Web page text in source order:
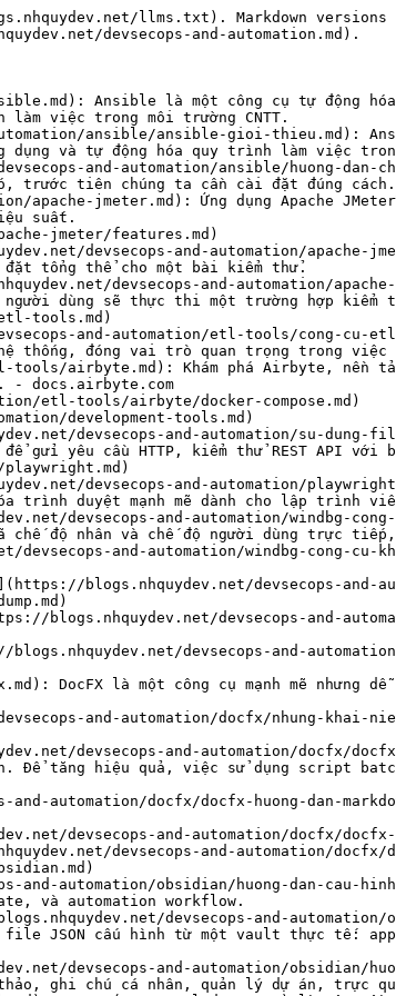
devsecops-and-automation/windbg-cong-cu-kham-pha-he-thong-windows/huong-dan-windbg-cac-cu-phap-cot-loi-khi-phan-tich-memory-dump.md)
- [Hướng dẫn WinDbg: Debug Deadlock & High CPU qua Memory Dump](https://blogs.nhquydev.net/devsecops-and-automation/windbg-cong-cu-kham-pha-he-thong-windows/huong-dan-windbg-debug-deadlock-and-high-cpu-qua-memory-dump.md)
- [Hướng dẫn WinDbg: Phân tích Memory Leak qua Memory Dump](https://blogs.nhquydev.net/devsecops-and-automation/windbg-cong-cu-kham-pha-he-thong-windows/huong-dan-windbg-phan-tich-memory-leak-qua-memory-dump.md)
- [DocFX](https://blogs.nhquydev.net/devsecops-and-automation/docfx.md): DocFX là một công cụ mạnh mẽ nhưng dễ sử dụng trong hầu hết các trường hợp sử dụng thông thường khi bạn hiểu các khái niệm cơ bản.
- [Những khái niệm cơ bản trong DocFX](https://blogs.nhquydev.net/devsecops-and-automation/docfx/nhung-khai-niem-co-ban-trong-docfx.md): DocFX là công cụ mạnh mẽ để tạo tài liệu tĩnh (static documentation) và tài liệu API tự động.
- [DocFX - Hướng dẫn cài đặt, cấu hình sử dụng](https://blogs.nhquydev.net/devsecops-and-automation/docfx/docfx-huong-dan-cai-dat-cau-hinh-su-dung.md): DocFX là công cụ mạnh mẽ để tạo tài liệu API và tài liệu website tĩnh từ Markdown. Để tăng hiệu quả, việc sử dụng script batch giúp tự động hóa quá trình build và quản lý tài liệu trở nên dễ dàng hơn.
- [DocFX - Hướng dẫn Markdown](https://blogs.nhquydev.net/devsecops-and-automation/docfx/docfx-huong-dan-markdown.md): Markdown là một ngôn ngữ đánh dấu đơn giản, được sử dụng rộng rãi để tạo tài liệu văn bản dễ đọc và dễ viết.
- [DocFX - Hướng dẫn cấu hình file docfx.json](https://blogs.nhquydev.net/devsecops-and-automation/docfx/docfx-huong-dan-cau-hinh-file-docfx-json.md)
- [DocFX - Hướng dẫn sử dụng và tùy chỉnh Template](https://blogs.nhquydev.net/devsecops-and-automation/docfx/docfx-huong-dan-su-dung-va-tuy-chinh-template.md)
- [Obsidian](https://blogs.nhquydev.net/devsecops-and-automation/obsidian.md)
- [Hướng dẫn cấu hình Obsidian](https://blogs.nhquydev.net/devsecops-and-automation/obsidian/huong-dan-cau-hinh-obsidian.md): Hướng dẫn cấu hình Obsidian từ cơ bản đến nâng cao: editor, core plugins, hotkeys, backup với Git, template, và automation workflow.
- [Cấu hình Obsidian thực tế — Giải mã thư mục .obsidian](https://blogs.nhquydev.net/devsecops-and-automation/obsidian/cau-hinh-obsidian-thuc-te-giai-ma-thu-muc-.obsidian.md): Giải mã cấu